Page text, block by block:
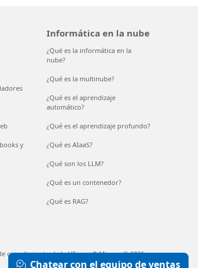
y
Informática en la nube
¿Qué es la informática en la
nube?
¿Qué es la multinube?
¿Qué es el aprendizaje
automático?
¿Qué es el aprendizaje profundo?
¿Qué es AIaaS?
¿Qué son los LLM?
¿Qué es un contenedor?
¿Qué es RAG?
cumplimiento de la UE © Microsoft 2026
Chatear con el equipo de ventas